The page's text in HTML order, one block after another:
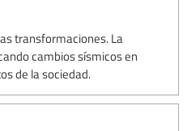
transformaciones. La
cambios sísmicos en
de la sociedad.